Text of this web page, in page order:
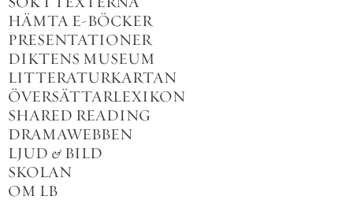
HÄMTA E-BÖCKER
PRESENTATIONER
DIKTENS MUSEUM
LITTERATURKARTAN
ÖVERSÄTTARLEXIKON
SHARED READING
DRAMAWEBBEN
LJUD & BILD
SKOLAN
OM LB